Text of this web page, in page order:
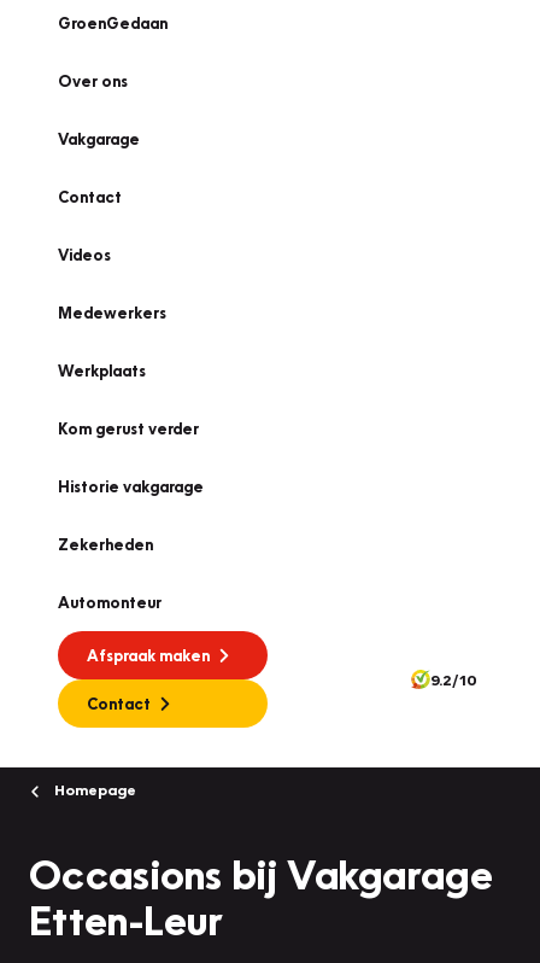
GroenGedaan
Over ons
Vakgarage
Contact
Videos
Medewerkers
Werkplaats
Kom gerust verder
Historie vakgarage
Zekerheden
Automonteur
Afspraak maken
Contact
9.2/10
Homepage
Occasions bij Vakgarage
Etten-Leur